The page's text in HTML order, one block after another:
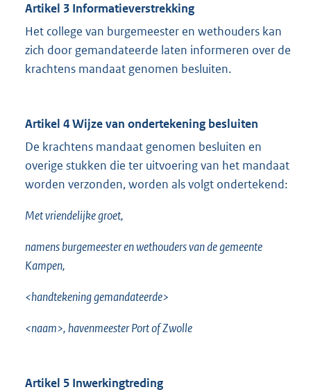
Artikel 3 Informatieverstrekking
Het college van burgemeester en wethouders kan
zich door gemandateerde laten informeren over de
krachtens mandaat genomen besluiten.
Artikel 4Wijze van ondertekening besluiten
De krachtens mandaat genomen besluiten en
overige stukken die ter uitvoering van het mandaat
worden verzonden, worden als volgt ondertekend:
Met vriendelijke groet,
namens burgemeester en wethouders van de gemeente
Kampen,
<handtekening gemandateerde>
<naam>, havenmeester Port of Zwolle
Artikel 5 Inwerkingtreding